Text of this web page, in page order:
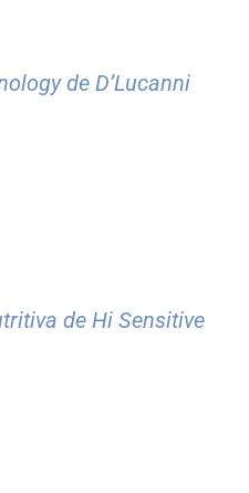
de D’Lucanni
de Hi Sensitive